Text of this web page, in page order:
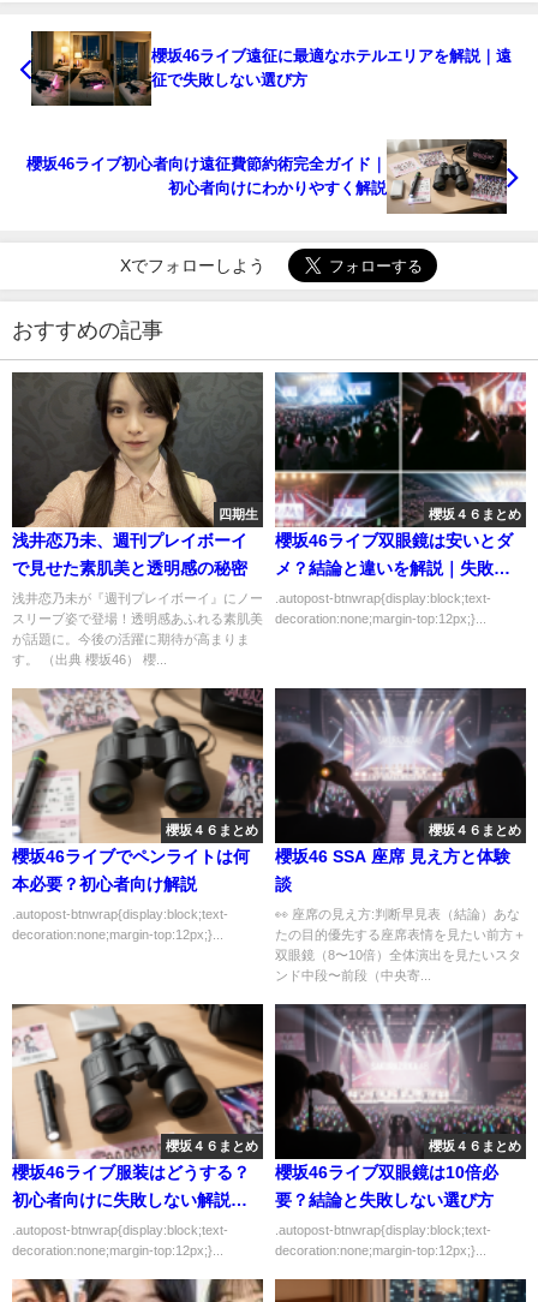
櫻坂46ライブ遠征に最適なホテルエリアを解説｜遠
征で失敗しない選び方
櫻坂46ライブ初心者向け遠征費節約術完全ガイド｜
初心者向けにわかりやすく解説
Xでフォローしよう
おすすめの記事
四期生
浅井恋乃未、週刊プレイボーイ
で見せた素肌美と透明感の秘密
浅井恋乃未が『週刊プレイボーイ』にノー
スリーブ姿で登場！透明感あふれる素肌美
が話題に。今後の活躍に期待が高まりま
す。 （出典 櫻坂46） 櫻...
櫻坂４６まとめ
櫻坂46ライブ双眼鏡は安いとダ
メ？結論と違いを解説｜失敗し
ない選び方を解説
.autopost-btnwrap{display:block;text-
decoration:none;margin-top:12px;}...
櫻坂４６まとめ
櫻坂46ライブでペンライトは何
本必要？初心者向け解説
.autopost-btnwrap{display:block;text-
decoration:none;margin-top:12px;}...
櫻坂４６まとめ
櫻坂46 SSA 座席 見え方と体験
談
👀 座席の見え方:判断早見表（結論）あな
たの目的優先する座席表情を見たい前方＋
双眼鏡（8〜10倍）全体演出を見たいスタ
ンド中段〜前段（中央寄...
櫻坂４６まとめ
櫻坂46ライブ服装はどうする？
初心者向けに失敗しない解説｜
初心者向けにわかりやすく解説
.autopost-btnwrap{display:block;text-
decoration:none;margin-top:12px;}...
櫻坂４６まとめ
櫻坂46ライブ双眼鏡は10倍必
要？結論と失敗しない選び方
.autopost-btnwrap{display:block;text-
decoration:none;margin-top:12px;}...